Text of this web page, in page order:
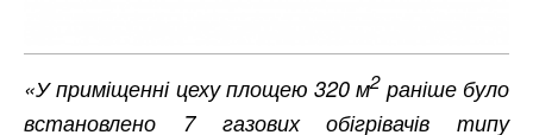
«У приміщенні цеху площею 320 м2раніше було
встановлено 7 газових обігрівачів типу